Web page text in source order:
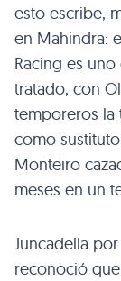
esto escribe,
en Mahindra:
Racing es
tratado, con
temporeros la
como
Monteiro
meses en un
Juncadella
reconoció